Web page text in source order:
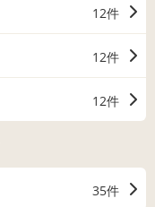
12件
12件
12件
35件